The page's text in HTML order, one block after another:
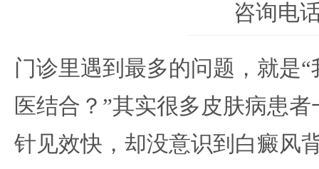
咨询电
门诊里遇到最多的问题，就是
医结合？”其实很多皮肤病患
针见效快，却没意识到白癜风